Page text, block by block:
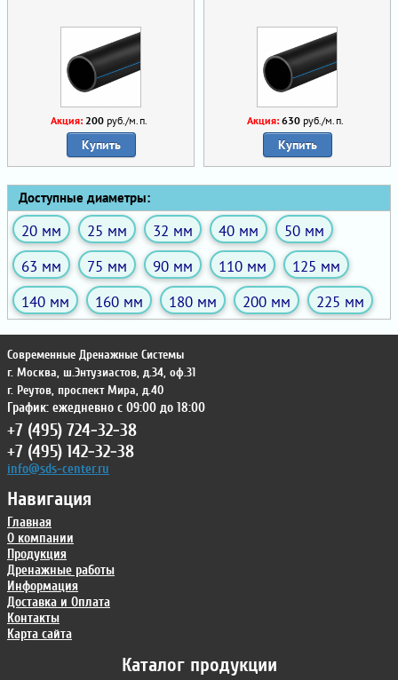
Акция: 200руб./м.п.
Купить
Акция: 630руб./м.п.
Купить
Доступные диаметры:
20 мм 25 мм 32 мм 40 мм
50 мм
63 мм
75 мм 90 мм 110 мм
125 мм
140 мм
160 мм 180 мм 200 мм 225 мм
Каталог продукции
Навигация
Главная
О компании
Продукция
Дренажные работы
Информация
Доставка и Оплата
Контакты
Карта сайта
Современные Дренажные Системы
г. Москва, ш.Энтузиастов, д.34, оф.31
г. Реутов, проспект Мира, д.40
График: ежедневно с 09:00 до 18:00
+7 (495) 724-32-38
+7 (495) 142-32-38
info@sds-center.ru